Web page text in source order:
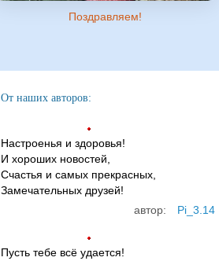
Поздравляем!
От наших авторов:
Настроенья и здоровья!
И хороших новостей,
Счастья и самых прекрасных,
Замечательных друзей!
автор:
Pi_3.14
Пусть тебе всё удается!